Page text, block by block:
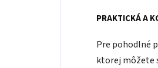
PRAKTICKÁ A
Pre pohodlné
ktorej môžete